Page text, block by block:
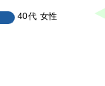
40代 女性